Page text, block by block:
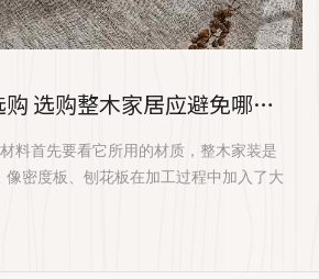
整木家居如何选购 选购整木家居应避免哪些误区
料首先要看它所用的材质，整木家装是
像密度板、刨花板在加工过程中加入了大